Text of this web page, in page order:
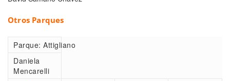
Otros Parques
Parque: Attigliano
Daniela
Mencarelli